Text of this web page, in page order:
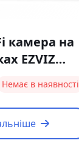
камера на
EZVIZ
(2мм)
Немає в наявності